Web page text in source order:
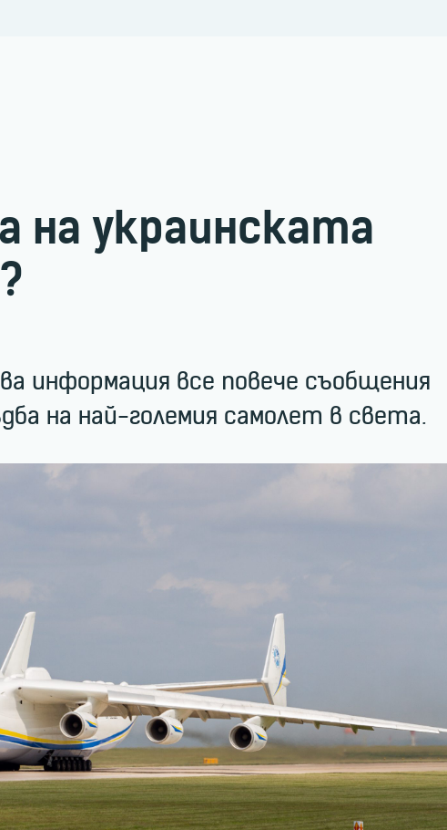
на украинската
информация все повече съобщения
на най-големия самолет в света.